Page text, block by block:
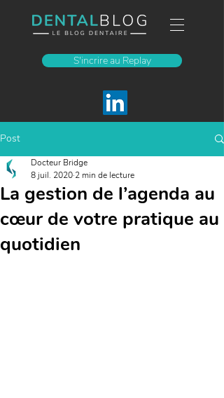
S'incrire au Replay
Post
La gestion de l’agenda au
cœur de votre pratique au
quotidien
Docteur Bridge
8 juil. 2020 2 min de lecture